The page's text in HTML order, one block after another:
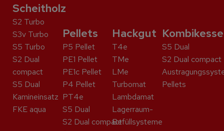
Scheitholz
S2 Turbo
S3v Turbo
S5 Turbo
S2 Dual
compact
S5 Dual
Kaminein­satz
FKE aqua
Pellets
P5 Pellet
PE1 Pellet
PE1c Pellet
P4 Pellet
PT4e
S5 Dual
S2 Dual compact
Hackgut
T4e
TMe
LMe
Turbomat
Lambdamat
Lagerraum-
Befüllsysteme
S5 Dual
S2 Dual compact
Pellets